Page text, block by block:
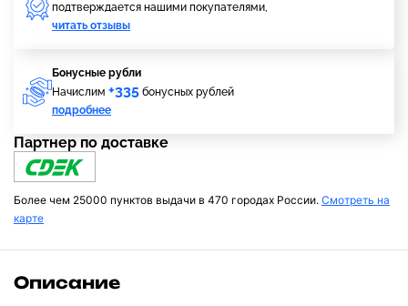
подтверждается нашими покупателями,
читать отзывы
Бонусные рубли
Начислим +335 бонусных рублей
подробнее
Партнер по доставке
Более чем 25000 пунктов выдачи в 470 городах России. Смотреть на
карте
Описание